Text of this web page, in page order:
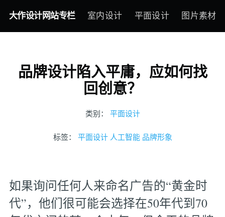
大作设计网站专栏 室内设计 平面设计 图片素材
品牌设计陷入平庸，应如何找
回创意？
类别： 平面设计
标签： 平面设计 人工智能 品牌形象
如果询问任何人来命名广告的“黄金时
代”，他们很可能会选择在50年代到70